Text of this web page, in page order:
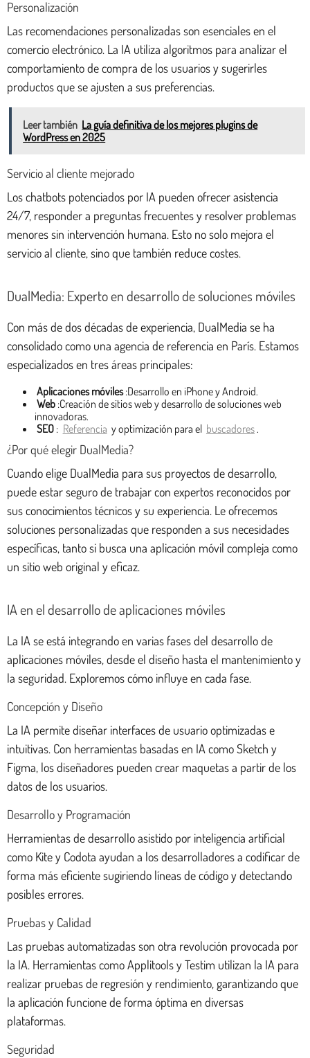
Personalización
Las recomendaciones personalizadas son esenciales en el
comercio electrónico. La IA utiliza algoritmos para analizar el
comportamiento de compra de los usuarios y sugerirles
productos que se ajusten a sus preferencias.
Leer también La guía definitiva de los mejores plugins de
WordPress en 2025
Servicio al cliente mejorado
Los chatbots potenciados por IA pueden ofrecer asistencia
24/7, responder a preguntas frecuentes y resolver problemas
menores sin intervención humana. Esto no solo mejora el
servicio al cliente, sino que también reduce costes.
DualMedia: Experto en desarrollo de soluciones móviles
Con más de dos décadas de experiencia, DualMedia se ha
consolidado como una agencia de referencia en París. Estamos
especializados en tres áreas principales:
Aplicaciones móviles:Desarrollo en iPhone y Android.
Web :Creación de sitios web y desarrollo de soluciones web
innovadoras.
SEO : Referencia y optimización para el buscadores.
¿Por qué elegir DualMedia?
Cuando elige DualMedia para sus proyectos de desarrollo,
puede estar seguro de trabajar con expertos reconocidos por
sus conocimientos técnicos y su experiencia. Le ofrecemos
soluciones personalizadas que responden a sus necesidades
específicas, tanto si busca una aplicación móvil compleja como
un sitio web original y eficaz.
IA en el desarrollo de aplicaciones móviles
La IA se está integrando en varias fases del desarrollo de
aplicaciones móviles, desde el diseño hasta el mantenimiento y
la seguridad. Exploremos cómo influye en cada fase.
Concepción y Diseño
La IA permite diseñar interfaces de usuario optimizadas e
intuitivas. Con herramientas basadas en IA como Sketch y
Figma, los diseñadores pueden crear maquetas a partir de los
datos de los usuarios.
Desarrollo y Programación
Herramientas de desarrollo asistido por inteligencia artificial
como Kite y Codota ayudan a los desarrolladores a codificar de
forma más eficiente sugiriendo líneas de código y detectando
posibles errores.
Pruebas y Calidad
Las pruebas automatizadas son otra revolución provocada por
la IA. Herramientas como Applitools y Testim utilizan la IA para
realizar pruebas de regresión y rendimiento, garantizando que
la aplicación funcione de forma óptima en diversas
plataformas.
Seguridad